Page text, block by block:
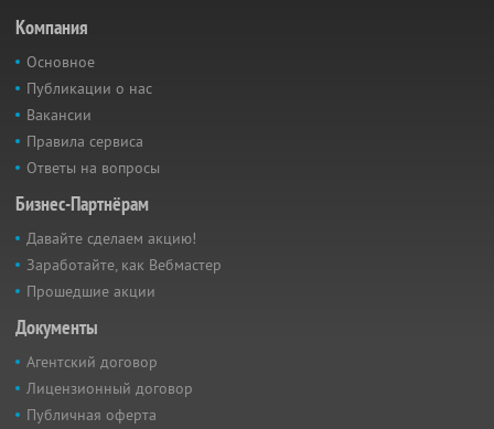
Компания
Основное
Публикации о нас
Вакансии
Правила сервиса
Ответы на вопросы
Бизнес-Партнёрам
Давайте сделаем акцию!
Заработайте, как Вебмастер
Прошедшие акции
Документы
Агентский договор
Лицензионный договор
Публичная оферта